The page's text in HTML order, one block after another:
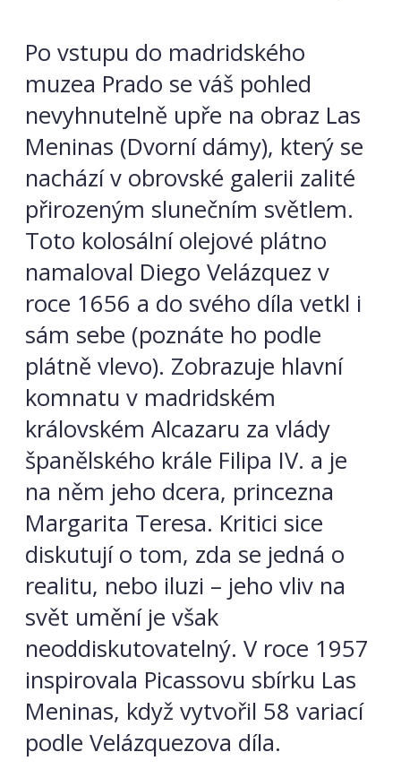
Po vstupu do madridského
muzea Prado se váš pohled
nevyhnutelně upře na obraz Las
Meninas (Dvorní dámy), který se
nachází v obrovské galerii zalité
přirozeným slunečním světlem.
Toto kolosální olejové plátno
namaloval Diego Velázquez v
roce 1656 a do svého díla vetkl i
sám sebe (poznáte ho podle
plátně vlevo). Zobrazuje hlavní
komnatu v madridském
královském Alcazaru za vlády
španělského krále Filipa IV. a je
na něm jeho dcera, princezna
Margarita Teresa. Kritici sice
diskutují o tom, zda se jedná o
realitu, nebo iluzi – jeho vliv na
svět umění je však
neoddiskutovatelný. V roce 1957
inspirovala Picassovu sbírku Las
Meninas, když vytvořil 58 variací
podle Velázquezova díla.